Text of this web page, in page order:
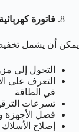
فاتورة
يمكن أن يشمل تخفيض
التحول إلى
التعرف على
في الطاقة
تسرعات
فصل الأجهزة
إصلاح الأسلاك